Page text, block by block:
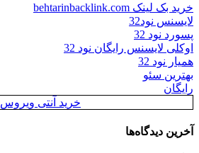
خرید بک لینک behtarinbacklink.com
لایسنس نود32
پسورد نود 32
اوکلی لایسنس رایگان نود 32
همیار نود 32
بهترین سئو
رایگان
خرید آنتی ویروس
آخرین دیدگاه‌ها